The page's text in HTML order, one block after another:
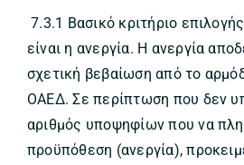
7.3.1 Βασικό κριτήριο
είναι η ανεργία. Η ανεργία
σχετική βεβαίωση από το
ΟΑΕΔ. Σε περίπτωση που δεν
αριθμός υποψηφίων που να
προϋπόθεση (ανεργία),